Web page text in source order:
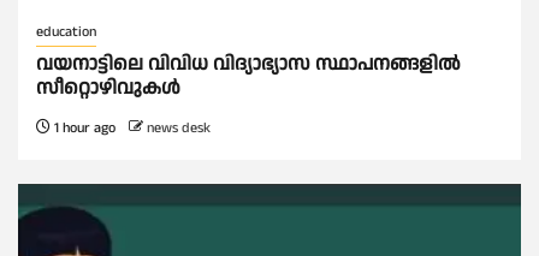
education
വയനാട്ടിലെ വിവിധ വിദ്യാഭ്യാസ സ്ഥാപനങ്ങളിൽ
സീറ്റൊഴിവുകൾ
1 hour ago news desk